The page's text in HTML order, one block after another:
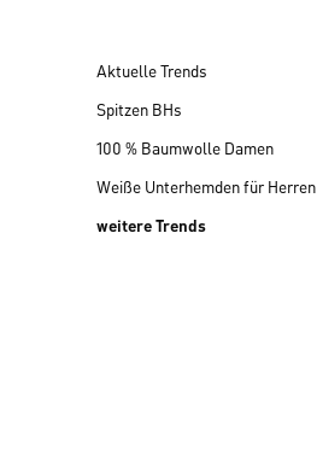
Aktuelle Trends
Spitzen BHs
100 % Baumwolle Damen
Weiße Unterhemden für Herren
weitere Trends